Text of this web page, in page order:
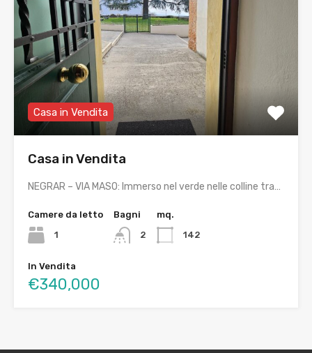
Casa in Vendita
Casa in Vendita
NEGRAR – VIA MASO: Immerso nel verde nelle colline tra…
Camere da letto
1
Bagni
2
mq.
142
In Vendita
€340,000